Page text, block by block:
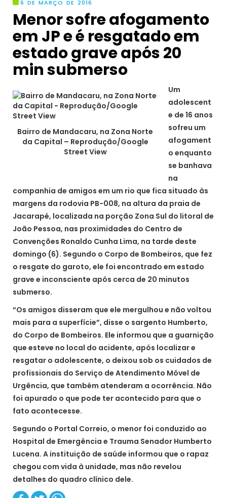
6 DE MARÇO DE 2016
Menor sofre afogamento
em JP e é resgatado em
estado grave após 20
min submerso
Bairro de Mandacaru, na Zona Norte
da Capital – Reprodução/Google
Street View
Um
adolescent
e de 16 anos
sofreu um
afogament
o enquanto
se banhava
na
companhia de amigos em um rio que fica situado às
margens da rodovia PB-008, na altura da praia de
Jacarapé, localizada na porção Zona Sul do litoral de
João Pessoa, nas proximidades do Centro de
Convenções Ronaldo Cunha Lima, na tarde deste
domingo (6). Segundo o Corpo de Bombeiros, que fez
o resgate do garoto, ele foi encontrado em estado
grave e inconsciente após cerca de 20 minutos
submerso.
“Os amigos disseram que ele mergulhou e não voltou
mais para a superfície”, disse o sargento Humberto,
do Corpo de Bombeiros. Ele informou que a guarnição
que esteve no local do acidente, após localizar e
resgatar o adolescente, o deixou sob os cuidados de
profissionais do Serviço de Atendimento Móvel de
Urgência, que também atenderam a ocorrência. Não
foi apurado o que pode ter acontecido para que o
fato acontecesse.
Segundo o Portal Correio, o menor foi conduzido ao
Hospital de Emergência e Trauma Senador Humberto
Lucena. A instituição de saúde informou que o rapaz
chegou com vida à unidade, mas não revelou
detalhes do quadro clínico dele.